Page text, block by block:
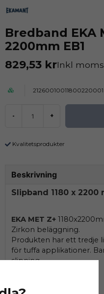
Bredband EKA
2200mm EB1
829,53 krInkl moms
21260010011800220001
- +
Kvalitetsprodukter
Beskrivning
Slipband 1180 x
EKA MET Z+
Zirkon beläggning.
Produkten har ett tredje
för tuffa applikationer.
slipning .